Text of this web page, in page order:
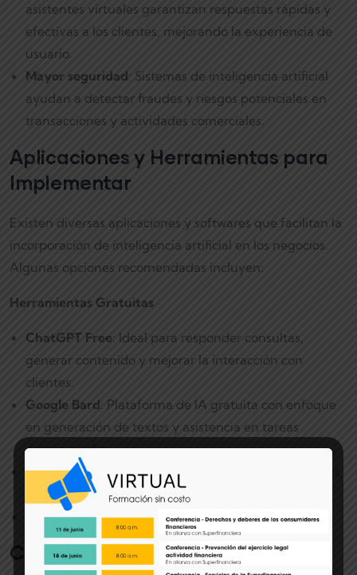
asistentes virtuales garantizan respuestas rápidas y
efectivas a los clientes, mejorando la experiencia de
usuario.
Mayor seguridad: Sistemas de inteligencia artificial
ayudan a detectar fraudes y riesgos potenciales en
transacciones y actividades comerciales.
Aplicaciones y Herramientas para
Implementar
Existen diversas aplicaciones y softwares que facilitan la
incorporación de inteligencia artificial en los negocios.
Algunas opciones recomendadas incluyen:
Herramientas Gratuitas
ChatGPT Free: Ideal para responder consultas,
generar contenido y mejorar la interacción con
clientes.
Google Bard: Plataforma de IA gratuita con enfoque
en generación de textos y asistencia en tareas
empresariales.
Hootsuite Free Plan: Permite gestionar redes sociales
con algunas funciones automatizadas.
Conclusión